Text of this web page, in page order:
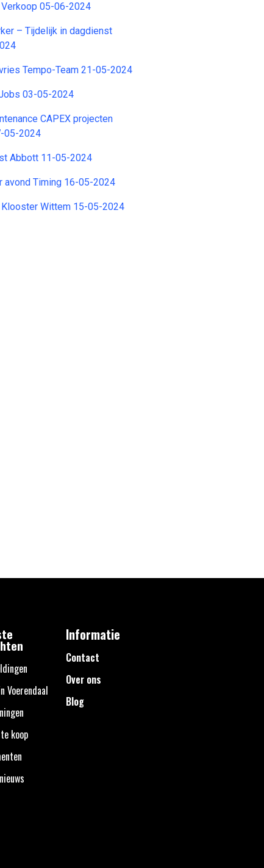
Verkoop 05-06-2024
– Tijdelijk in dagdienst
Tempo-Team 21-05-2024
03-05-2024
CAPEX projecten
05-2024
Abbott 11-05-2024
avond Timing 16-05-2024
Wittem 15-05-2024
Voerendaal
koop
Informatie
Contact
Over ons
Blog